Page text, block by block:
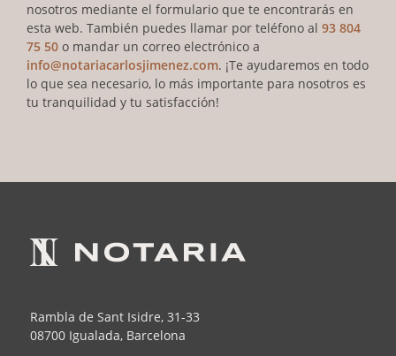
nosotros mediante el formulario que te encontrarás en
esta web. También puedes llamar por teléfono al 93 804
75 50 o mandar un correo electrónico a
info@notariacarlosjimenez.com. ¡Te ayudaremos en todo
lo que sea necesario, lo más importante para nosotros es
tu tranquilidad y tu satisfacción!
Rambla de Sant Isidre, 31-33
08700 Igualada, Barcelona